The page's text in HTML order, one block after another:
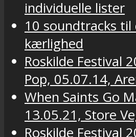
individuelle lister
10 soundtracks til
kærlighed
Roskilde Festival
Pop, 05.07.14,
When Saints Go
13.05.21, Store
Roskilde Festival